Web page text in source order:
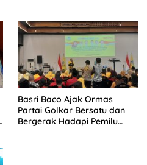
Basri Baco Ajak Ormas
Partai Golkar Bersatu dan
Bergerak Hadapi Pemilu